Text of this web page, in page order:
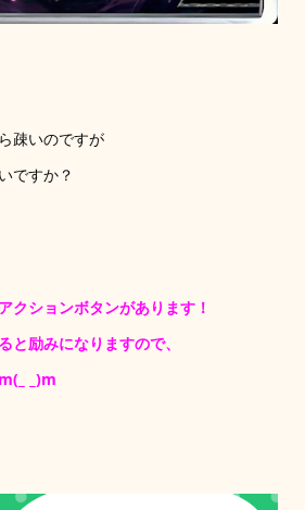
疎いのですが
ですか？
クションボタンがあります！
と励みになりますので、
_)m